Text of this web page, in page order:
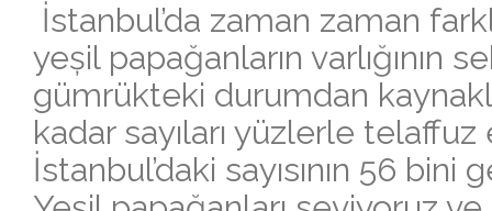
İstanbul’da zaman zaman
yeșil papağanların varlığının
gümrükteki durumdan
kadar sayıları yüzlerle
İstanbul’daki sayısının 56